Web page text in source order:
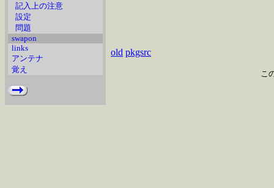
記入上の注意
設定
問題
swapon
links
アンテナ
覚え
old pkgsrc
こ